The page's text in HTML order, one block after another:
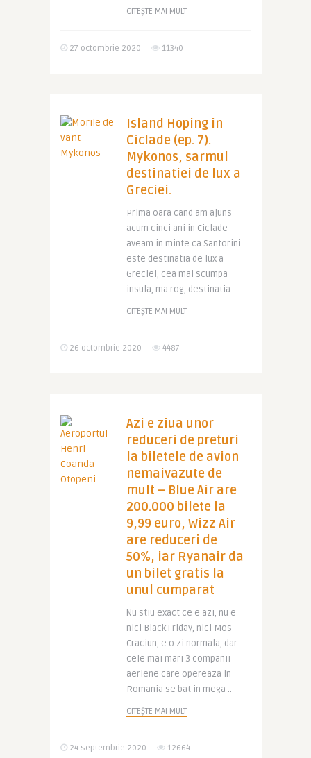
CITEȘTE MAI MULT
27 octombrie 2020 11340
Island Hoping in
Ciclade (ep. 7).
Mykonos, sarmul
destinatiei de lux a
Greciei.
Prima oara cand am ajuns
acum cinci ani in Ciclade
aveam in minte ca Santorini
este destinatia de lux a
Greciei, cea mai scumpa
insula, ma rog, destinatia ..
CITEȘTE MAI MULT
26 octombrie 2020 4487
Azi e ziua unor
reduceri de preturi
la biletele de avion
nemaivazute de
mult – Blue Air are
200.000 bilete la
9,99 euro, Wizz Air
are reduceri de
50%, iar Ryanair da
un bilet gratis la
unul cumparat
Nu stiu exact ce e azi, nu e
nici Black Friday, nici Mos
Craciun, e o zi normala, dar
cele mai mari 3 companii
aeriene care opereaza in
Romania se bat in mega ..
CITEȘTE MAI MULT
24 septembrie 2020 12664